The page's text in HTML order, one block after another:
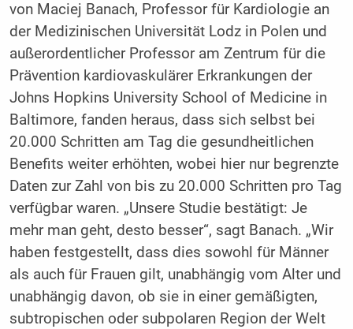
von Maciej Banach, Professor für Kardiologie an
der Medizinischen Universität Lodz in Polen und
außerordentlicher Professor am Zentrum für die
Prävention kardiovaskulärer Erkrankungen der
Johns Hopkins University School of Medicine in
Baltimore, fanden heraus, dass sich selbst bei
20.000 Schritten am Tag die gesundheitlichen
Benefits weiter erhöhten, wobei hier nur begrenzte
Daten zur Zahl von bis zu 20.000 Schritten pro Tag
verfügbar waren. „Unsere Studie bestätigt: Je
mehr man geht, desto besser“, sagt Banach. „Wir
haben festgestellt, dass dies sowohl für Männer
als auch für Frauen gilt, unabhängig vom Alter und
unabhängig davon, ob sie in einer gemäßigten,
subtropischen oder subpolaren Region der Welt